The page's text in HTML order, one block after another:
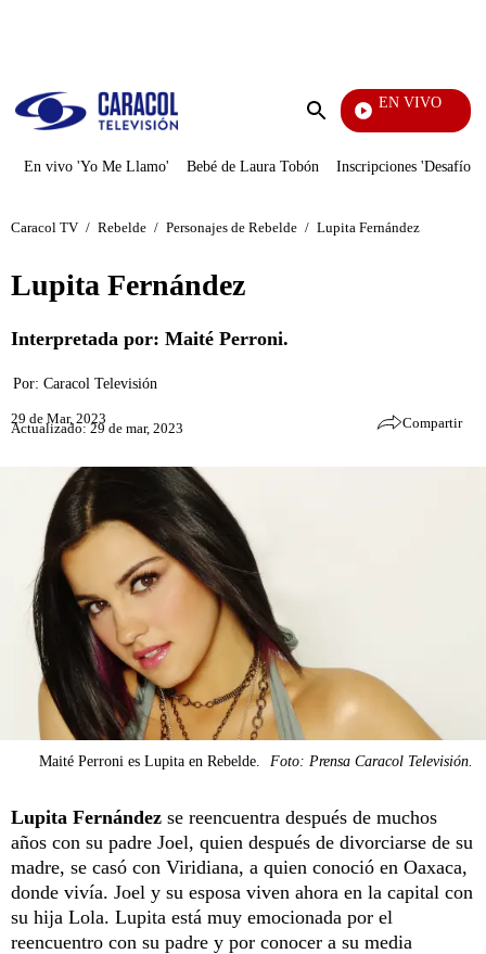
Enviar
EN VIVO
Televentas
En vivo 'Yo Me Llamo' Bebé de Laura Tobón Inscripciones 'Desafío'
Caracol TV / Rebelde / Personajes de Rebelde / Lupita Fernández
Lupita Fernández
Interpretada por: Maité Perroni.
Por: Caracol Televisión
29 de Mar, 2023
Actualizado: 29 de mar, 2023 Compartir
Maité Perroni es Lupita en Rebelde. Foto: Prensa Caracol Televisión.
Lupita Fernández se reencuentra después de muchos
años con su padre Joel, quien después de divorciarse de su
madre, se casó con Viridiana, a quien conoció en Oaxaca,
donde vivía. Joel y su esposa viven ahora en la capital con
su hija Lola. Lupita está muy emocionada por el
reencuentro con su padre y por conocer a su media